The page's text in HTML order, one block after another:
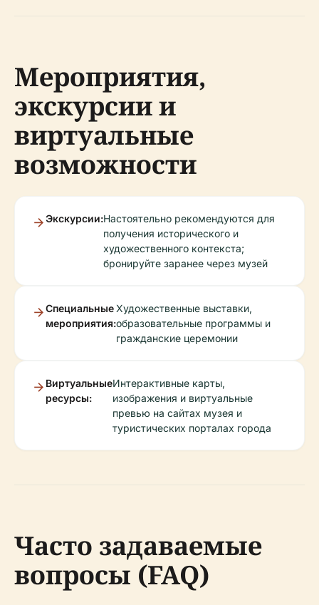
Мероприятия,
экскурсии и
виртуальные
возможности
Экскурсии:Настоятельно рекомендуются для
получения исторического и
художественного контекста;
бронируйте заранее через музей
Специальные
мероприятия:
Художественные выставки,
образовательные программы и
гражданские церемонии
Виртуальные
ресурсы:
Интерактивные карты,
изображения и виртуальные
превью на сайтах музея и
туристических порталах города
Часто задаваемые
вопросы (FAQ)